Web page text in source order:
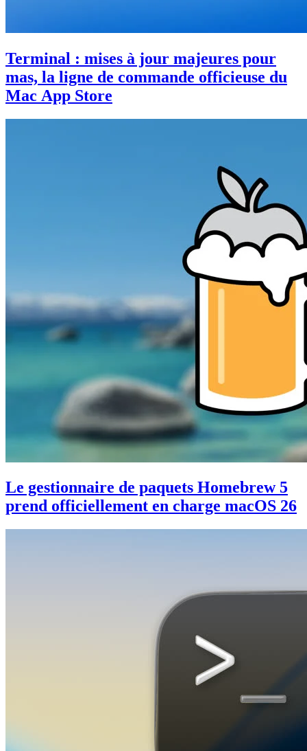
Terminal : mises à jour majeures pour
mas, la ligne de commande officieuse du
Mac App Store
Le gestionnaire de paquets Homebrew 5
prend officiellement en charge macOS 26